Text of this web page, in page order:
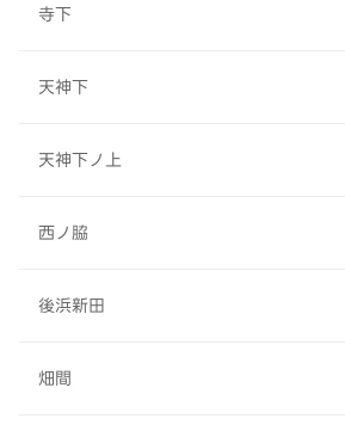
寺下
天神下
天神下ノ上
西ノ脇
後浜新田
畑間